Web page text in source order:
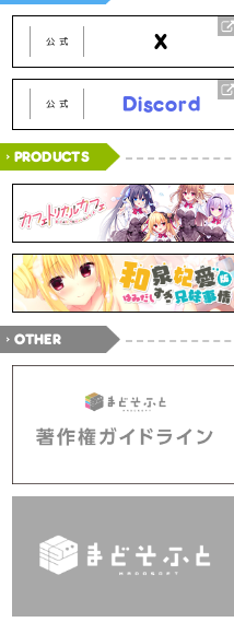
公式 X
公式 Discord
PRODUCTS
OTHER